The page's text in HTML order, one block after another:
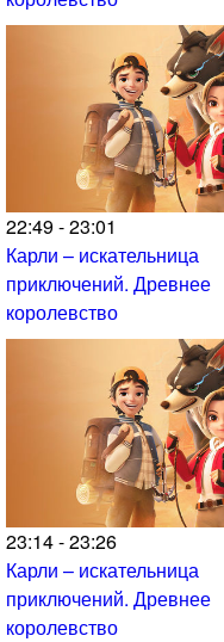
22:49 - 23:01
Карли – искательница
приключений. Древнее
королевство
23:14 - 23:26
Карли – искательница
приключений. Древнее
королевство